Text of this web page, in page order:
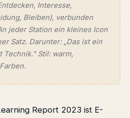
Interesse,
Bleiben), verbunden
jeder Station ein kleines Icon
Satz. Darunter: „Das ist ein
Technik." Stil: warm,
Report 2023 ist E-